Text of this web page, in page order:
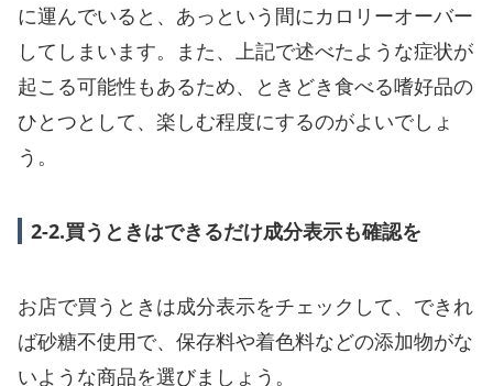
に運んでいると、あっという間にカロリーオーバー
してしまいます。また、上記で述べたような症状が
起こる可能性もあるため、ときどき食べる嗜好品の
ひとつとして、楽しむ程度にするのがよいでしょ
う。
2-2.買うときはできるだけ成分表示も確認を
お店で買うときは成分表示をチェックして、できれ
ば砂糖不使用で、保存料や着色料などの添加物がな
いような商品を選びましょう。